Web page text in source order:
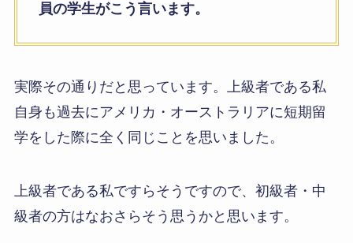
員の学生がこう言います。
実際その通りだと思っています。上級者である私
自身も過去にアメリカ・オーストラリアに短期留
学をした際に全く同じことを思いました。
上級者である私ですらそうですので、初級者・中
級者の方はなおさらそう思うかと思います。